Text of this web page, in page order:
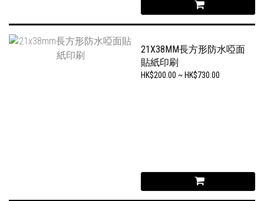
21X38MM長方形防水啞面
貼紙印刷
HK$200.00 ~ HK$730.00